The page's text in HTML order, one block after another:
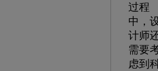
过程
中，
计师
需要
虑到